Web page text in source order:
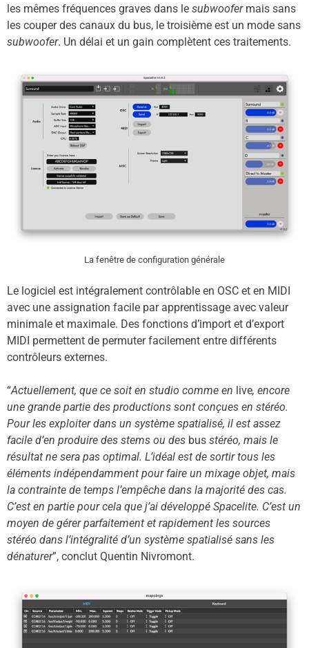
les mêmes fréquences graves dans le subwoofermais sans
les couper des canaux du bus, le troisième est un mode sans
subwoofer. Un délai et un gain complètent ces traitements.
La fenêtre de configuration générale
Le logiciel est intégralement contrôlable en OSC et en MIDI
avec une assignation facile par apprentissage avec valeur
minimale et maximale. Des fonctions d’import et d’export
MIDI permettent de permuter facilement entre différents
contrôleurs externes.
“Actuellement, que ce soit en studio comme en live, encore
une grande partie des productions sont conçues en stéréo.
Pour les exploiter dans un système spatialisé, il est assez
facile d’en produire des stems ou des bus stéréo, mais le
résultat ne sera pas optimal. L’idéal est de sortir tous les
éléments indépendamment pour faire un mixage objet, mais
la contrainte de temps l’empêche dans la majorité des cas.
C’est en partie pour cela que j’ai développé Spacelite. C’est un
moyen de gérer parfaitement et rapidement les sources
stéréo dans l’intégralité d’un système spatialisé sans les
dénaturer”, conclut Quentin Nivromont.